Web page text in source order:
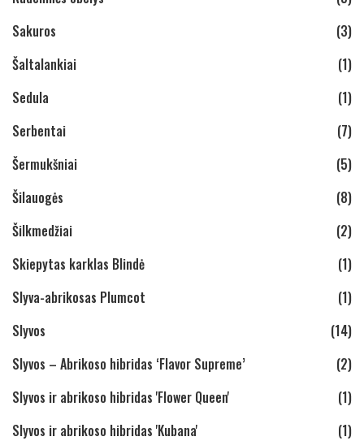
Sakuros
(3)
Šaltalankiai
(1)
Sedula
(1)
Serbentai
(7)
Šermukšniai
(5)
Šilauogės
(8)
Šilkmedžiai
(2)
Skiepytas karklas Blindė
(1)
Slyva-abrikosas Plumcot
(1)
Slyvos
(14)
Slyvos – Abrikoso hibridas ‘Flavor Supreme’
(2)
Slyvos ir abrikoso hibridas 'Flower Queen'
(1)
Slyvos ir abrikoso hibridas 'Kubana'
(1)